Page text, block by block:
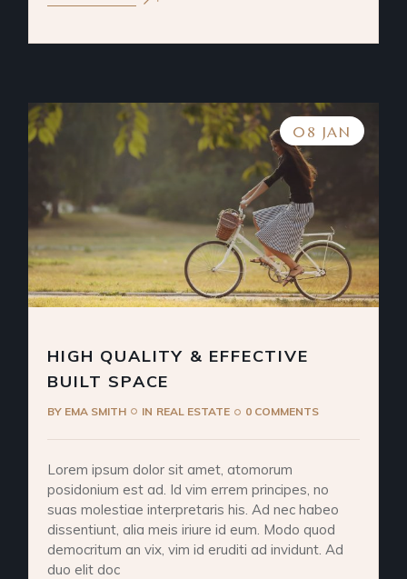
08 JAN
HIGH QUALITY & EFFECTIVE
BUILT SPACE
BY EMA SMITH IN REAL ESTATE 0 COMMENTS
Lorem ipsum dolor sit amet, atomorum
posidonium est ad. Id vim errem principes, no
suas molestiae interpretaris his. Ad nec habeo
dissentiunt, alia meis iriure id eum. Modo quod
democritum an vix, vim id eruditi ad invidunt. Ad
duo elit doc